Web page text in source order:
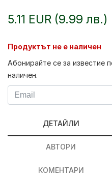
5.11 EUR (9.99 лв.)
Продуктът не е наличен
Абонирайте се за известие
наличен.
ДЕТАЙЛИ
АВТОРИ
КОМЕНТАРИ